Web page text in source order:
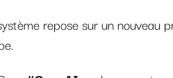
repose sur un nouveau